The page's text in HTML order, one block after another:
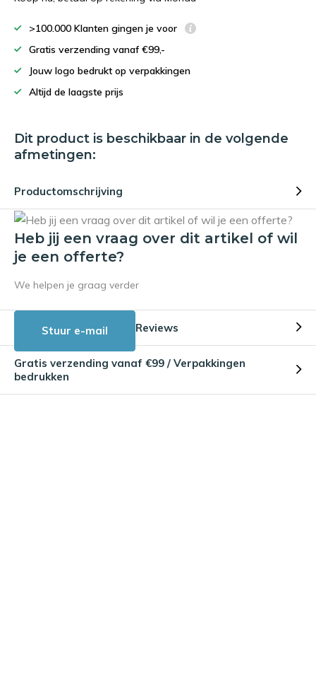
>100.000 Klanten gingen je voor
Gratis verzending vanaf €99,-
Jouw logo bedrukt op verpakkingen
Altijd de laagste prijs
Dit product is beschikbaar in de volgende
afmetingen:
Productomschrijving
Heb jij een vraag over dit artikel of wil
je een offerte?
We helpen je graag verder
Stuur e-mail Reviews
Gratis verzending vanaf €99 / Verpakkingen
bedrukken